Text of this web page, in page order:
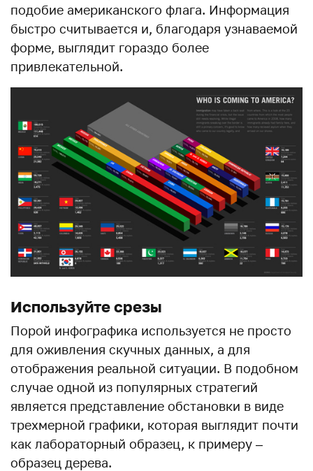
подобие американского флага. Информация
быстро считывается и, благодаря узнаваемой
форме, выглядит гораздо более
привлекательной.
Используйте срезы
Порой инфографика используется не просто
для оживления скучных данных, а для
отображения реальной ситуации. В подобном
случае одной из популярных стратегий
является представление обстановки в виде
трехмерной графики, которая выглядит почти
как лабораторный образец, к примеру –
образец дерева.